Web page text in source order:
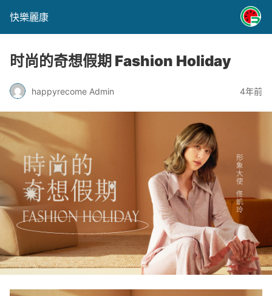
快樂麗康
时尚的奇想假期 Fashion Holiday
happyrecome Admin 4年前